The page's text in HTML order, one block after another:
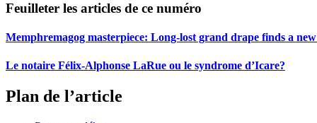
Feuilleter les articles de ce numéro
Memphremagog masterpiece: Long-lost grand drape finds a
Le notaire Félix-Alphonse LaRue ou le syndrome d’Icare?
Plan de l’article